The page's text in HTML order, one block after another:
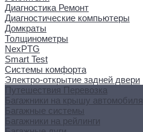
Диагностика Ремонт
Диагностические компьютеры
Домкраты
Толщинометры
NexPTG
Smart Test
Системы комфорта
Электро-открытие задней двери
Путешествия Перевозка
Багажники на крышу автомобиля
Багажные системы
Багажники на рейлинги